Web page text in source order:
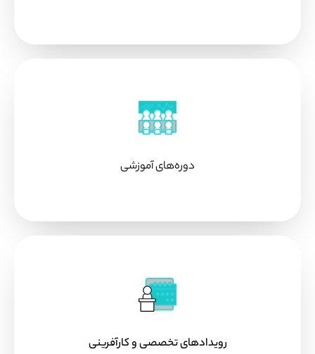
دوره‌های آموزشی
رویدادهای تخصصی و کارآفرینی